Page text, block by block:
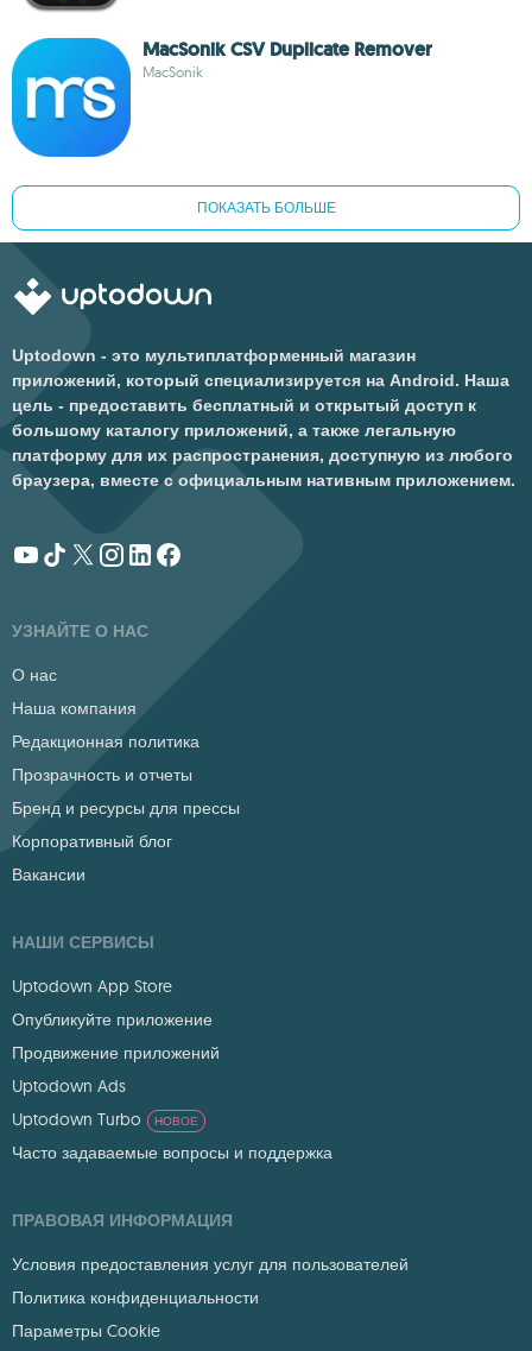
MacSonik CSV Duplicate Remover
MacSonik
ПОКАЗАТЬ БОЛЬШЕ
Uptodown - это мультиплатформенный магазин
приложений, который специализируется на Android. Наша
цель - предоставить бесплатный и открытый доступ к
большому каталогу приложений, а также легальную
платформу для их распространения, доступную из любого
браузера, вместе с официальным нативным приложением.
УЗНАЙТЕ О НАС
О нас
Наша компания
Редакционная политика
Прозрачность и отчеты
Бренд и ресурсы для прессы
Корпоративный блог
Вакансии
НАШИ СЕРВИСЫ
Uptodown App Store
Опубликуйте приложение
Продвижение приложений
Uptodown Ads
Uptodown Turbo
НОВОЕ
Часто задаваемые вопросы и поддержка
ПРАВОВАЯ ИНФОРМАЦИЯ
Условия предоставления услуг для пользователей
Политика конфиденциальности
Параметры Cookie